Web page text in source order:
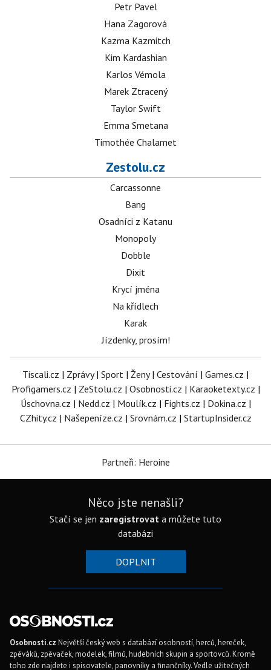
Petr Pavel
Hana Zagorová
Kazma Kazmitch
Kim Kardashian
Karlos Vémola
Marek Ztracený
Taylor Swift
Emma Smetana
Timothée Chalamet
Zestolu.cz
Carcassonne
Bang
Osadníci z Katanu
Monopoly
Dobble
Dixit
Krycí jména
Na křídlech
Karak
Jízdenky, prosím!
Tiscali.cz | Zprávy| Sport | Ženy| Cestování | Games.cz |
Profigamers.cz | ZeStolu.cz | Osobnosti.cz | Karaoketexty.cz |
Úschovna.cz | Nedd.cz | Moulík.cz | Fights.cz | Dokina.cz |
CZhity.cz | Našepeníze.cz | Srovnám.cz | StartupInsider.cz
Partneři: Heroine
Něco jste nenašli?
Stačí se jen zaregistrovat a můžete tuto
databázi
DOPLNIT
Osobnosti.cz Největší český web s databází osobností, herců, hereček,
zpěváků, zpěvaček, modelek, filmů, hudebních skupin a sportovců. Kromě
toho zde najdete i spisovatele, panovníky a finančníky. Vedle užitečných